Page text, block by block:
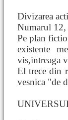
Divizarea
Numarul 12,
Pe plan
existente
vis,intreaga
El trece din
vesnica "de